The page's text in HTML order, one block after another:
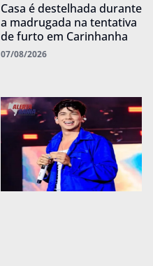
Casa é destelhada durante
a madrugada na tentativa
de furto em Carinhanha
07/08/2026